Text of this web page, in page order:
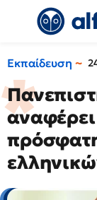
Εκπαίδευση